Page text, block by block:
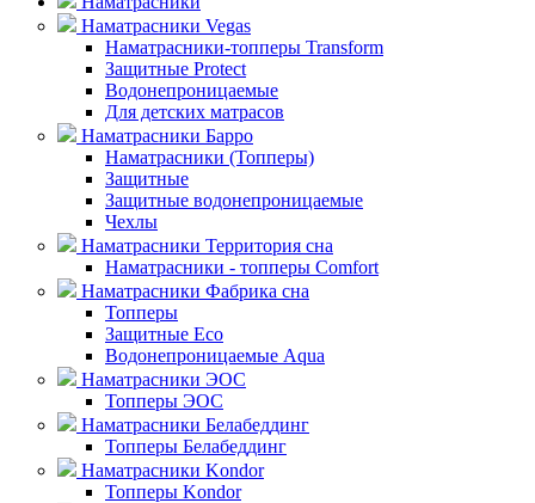
Наматрасники Vegas
Наматрасники-топперы Transform
Защитные Protect
Водонепроницаемые
Для детских матрасов
Наматрасники Барро
Наматрасники (Топперы)
Защитные
Защитные водонепроницаемые
Чехлы
Наматрасники Территория сна
Наматрасники - топперы Comfort
Наматрасники Фабрика сна
Топперы
Защитные Eco
Водонепроницаемые Aqua
Наматрасники ЭОС
Топперы ЭОС
Наматрасники Белабеддинг
Топперы Белабеддинг
Наматрасники Kondor
Топперы Kondor